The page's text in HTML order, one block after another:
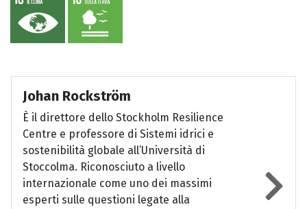
Johan Rockström
È il direttore dello Stockholm Resilience
Centre e professore di Sistemi idrici e
sostenibilità globale all’Università di
Stoccolma. Riconosciuto a livello
internazionale come uno dei massimi
esperti sulle questioni legate alla